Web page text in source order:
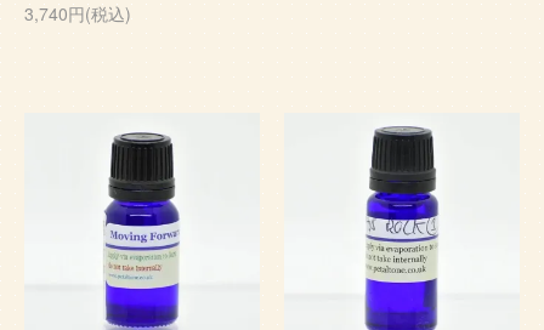
3,740円(税込)